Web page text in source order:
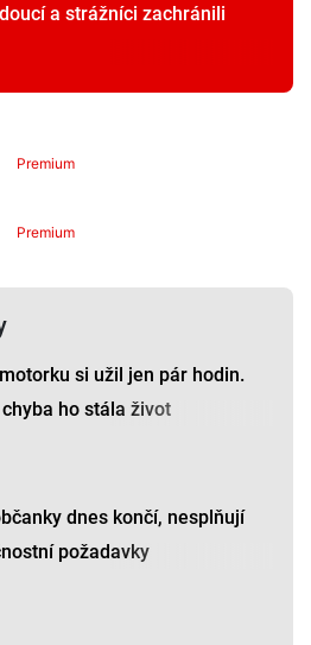
a strážníci zachránili
Premium
Premium
si užil jen pár hodin.
ho stála život
dnes končí, nesplňují
požadavky